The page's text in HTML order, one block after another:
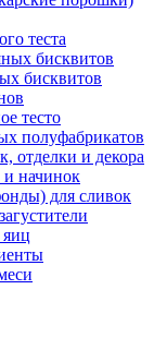
теста
бисквитов
бисквитов
тесто
полуфабрикатов
отделки и декора
начинок
для сливок